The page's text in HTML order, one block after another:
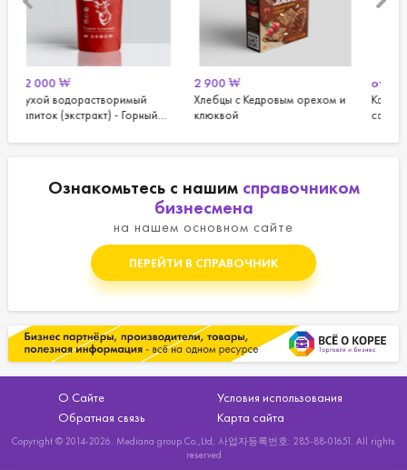
2 900
Хлебцы с Кедровым орехом и
клюквой
от
Корейский бад для очистки
сосудов и иммунитета Royal
Premium
Ознакомьтесь с нашим справочником
бизнесмена
на нашем основном сайте
ПЕРЕЙТИ В СПРАВОЧНИК
О Сайте
Условия использования
Обратная связь
Карта сайта
Copyright © 2014-2026. Mediana group Co.,Ltd, 사업자등록번호: 285-88-01651. All rights
reserved